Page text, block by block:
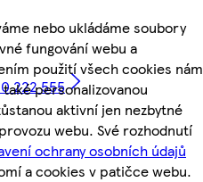
nebo ukládáme soubory
fungování webu a
použití všech cookies nám
personalizovanou
aktivní jen nezbytné
webu. Své rozhodnutí
ochrany osobních údajů
a cookies v patičce webu.
222 555